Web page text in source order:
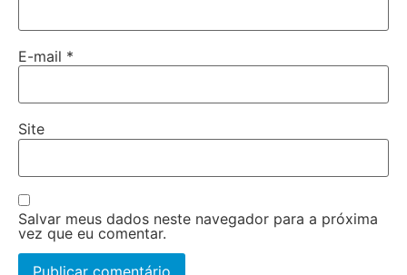
E-mail *
Site
Salvar meus dados neste navegador para a próxima
vez que eu comentar.